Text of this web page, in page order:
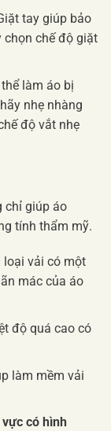
tay giúp bảo
chọn chế độ giặt
làm áo bị
nhẹ nhàng
độ vắt nhẹ
chỉ giúp áo
tính thẩm mỹ.
loại vải có một
mác của áo
độ quá cao có
làm mềm vải
có hình